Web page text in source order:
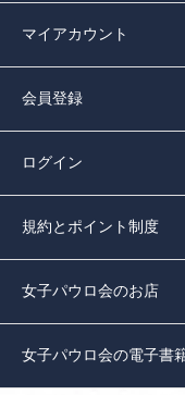
マイアカウント
会員登録
ログイン
規約とポイント制度
女子パウロ会のお店
女子パウロ会の電子書